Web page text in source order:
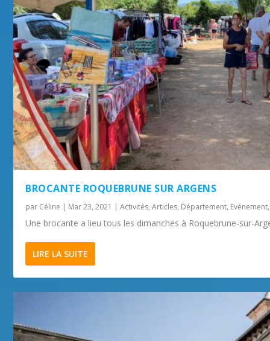
BROCANTE ROQUEBRUNE SUR ARGENS
par Céline | Mar 23, 2021 |Activités,Articles, Département, Evénement
Une brocante a lieu tous les dimanches à Roquebrune-sur-
LIRE LA SUITE